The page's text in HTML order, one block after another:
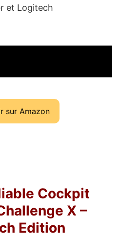
et Logitech
sur Amazon
Cockpit
X –
Edition